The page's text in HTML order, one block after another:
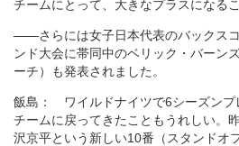
チームにとって、大きなプラスになる
――さらには女子日本代表のバックス
ンド大会に帯同中のベリック・バーン
ーチ）も発表されました。
飯島： ワイルドナイツで6シーズンプ
チームに戻ってきたこともうれしい。
沢京平という新しい10番（スタンドオ